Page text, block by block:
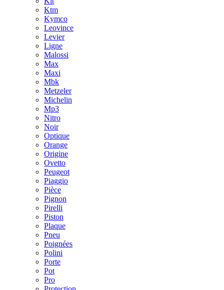
Ktm
Kymco
Leovince
Levier
Ligne
Malossi
Max
Maxi
Mbk
Metzeler
Michelin
Mp3
Nitro
Noir
Optique
Orange
Origine
Ovetto
Peugeot
Piaggio
Pièce
Pignon
Pirelli
Piston
Plaque
Pneu
Poignées
Polini
Porte
Pot
Pro